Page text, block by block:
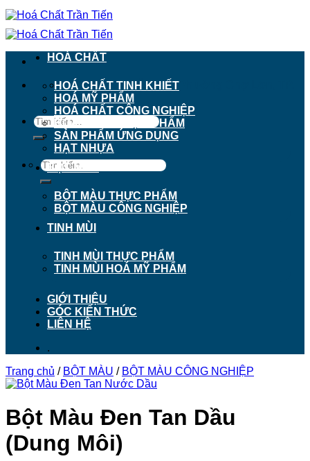
Chuyển
đến
nội
911 - 913 Nguyễn Trãi, Phường Chợ Lớn, TP.
Hồ Chí Minh
Tìm
kiếm:
Tìm
kiếm:
HOÁ CHẤT
HOÁ CHẤT TINH KHIẾT
HOÁ MỸ PHẨM
HOÁ CHẤT CÔNG NGHIỆP
HOÁ CHẤT THỰC PHẨM
SẢN PHẨM ỨNG DỤNG
HẠT NHỰA
BỘT MÀU
BỘT MÀU THỰC PHẨM
BỘT MÀU CÔNG NGHIỆP
TINH MÙI
TINH MÙI THỰC PHẨM
TINH MÙI HOÁ MỸ PHẨM
GIỚI THIỆU
GÓC KIẾN THỨC
LIÊN HỆ
.
Trang chủ / BỘT MÀU / BỘT MÀU CÔNG NGHIỆP
Bột Màu Đen Tan Dầu
(Dung Môi)